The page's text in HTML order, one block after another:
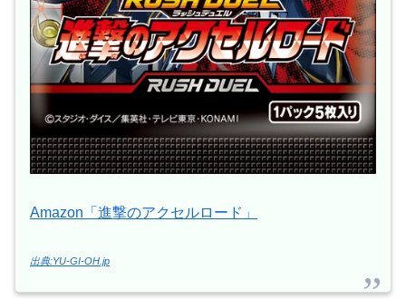
Amazon「進撃のアクセルロード」
出典:YU-GI-OH.jp